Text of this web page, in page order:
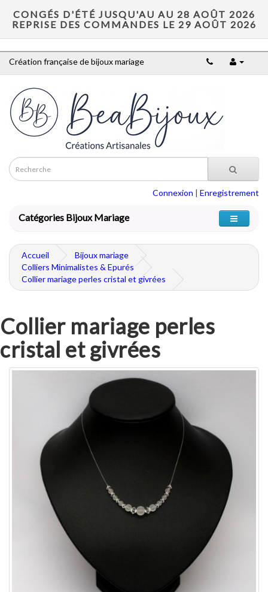
CONGÉS D'ÉTÉ JUSQU'AU AU 28 AOÛT 2026
REPRISE DES COMMANDES LE 29 AOÛT 2026
Création française de bijoux mariage
Connexion | Enregistrement
Catégories Bijoux Mariage
Accueil
Bijoux mariage
Colliers Minimalistes & Epurés
Collier mariage perles cristal et givrées
Collier mariage perles
cristal et givrées